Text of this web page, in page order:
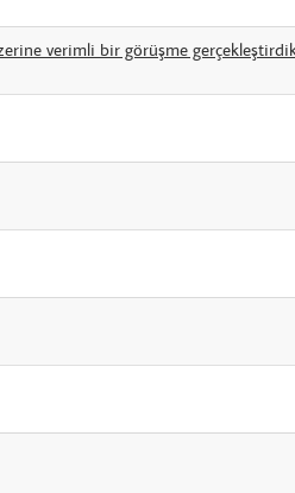
verimli bir görüşme